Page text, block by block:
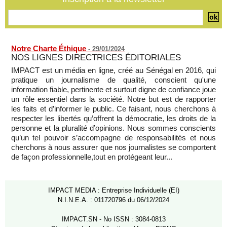
Notre Charte Éthique - 29/01/2024
NOS LIGNES DIRECTRICES ÉDITORIALES
IMPACT est un média en ligne, créé au Sénégal en 2016, qui
pratique un journalisme de qualité, conscient qu'une
information fiable, pertinente et surtout digne de confiance joue
un rôle essentiel dans la société. Notre but est de rapporter
les faits et d’informer le public. Ce faisant, nous cherchons à
respecter les libertés qu’offrent la démocratie, les droits de la
personne et la pluralité d’opinions. Nous sommes conscients
qu’un tel pouvoir s’accompagne de responsabilités et nous
cherchons à nous assurer que nos journalistes se comportent
de façon professionnelle,tout en protégeant leur...
IMPACT MEDIA : Entreprise Individuelle (EI)
N.I.N.E.A. : 011720796 du 06/12/2024
IMPACT.SN - No ISSN : 3084-0813